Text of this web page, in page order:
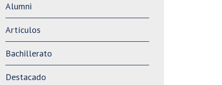
Alumni
Artículos
Bachillerato
Destacado